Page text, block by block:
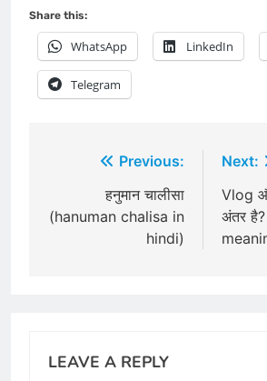
Share this:
WhatsApp LinkedIn
Telegram
navigation
Previous:
हनुमान चालीसा
(hanuman chalisa in
hindi)
Next:
Vlog
अंतर
LEAVE A REPLY